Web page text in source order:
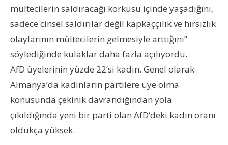
mültecilerin saldıracağı korkusu içinde yaşadığını,
sadece cinsel saldırılar değil kapkaççılık ve hırsızlık
olaylarının mültecilerin gelmesiyle arttığını”
söylediğinde kulaklar daha fazla açılıyordu.
AfD üyelerinin yüzde 22’si kadın. Genel olarak
Almanya’da kadınların partilere üye olma
konusunda çekinik davrandığından yola
çıkıldığında yeni bir parti olan AfD‘deki kadın oranı
oldukça yüksek.